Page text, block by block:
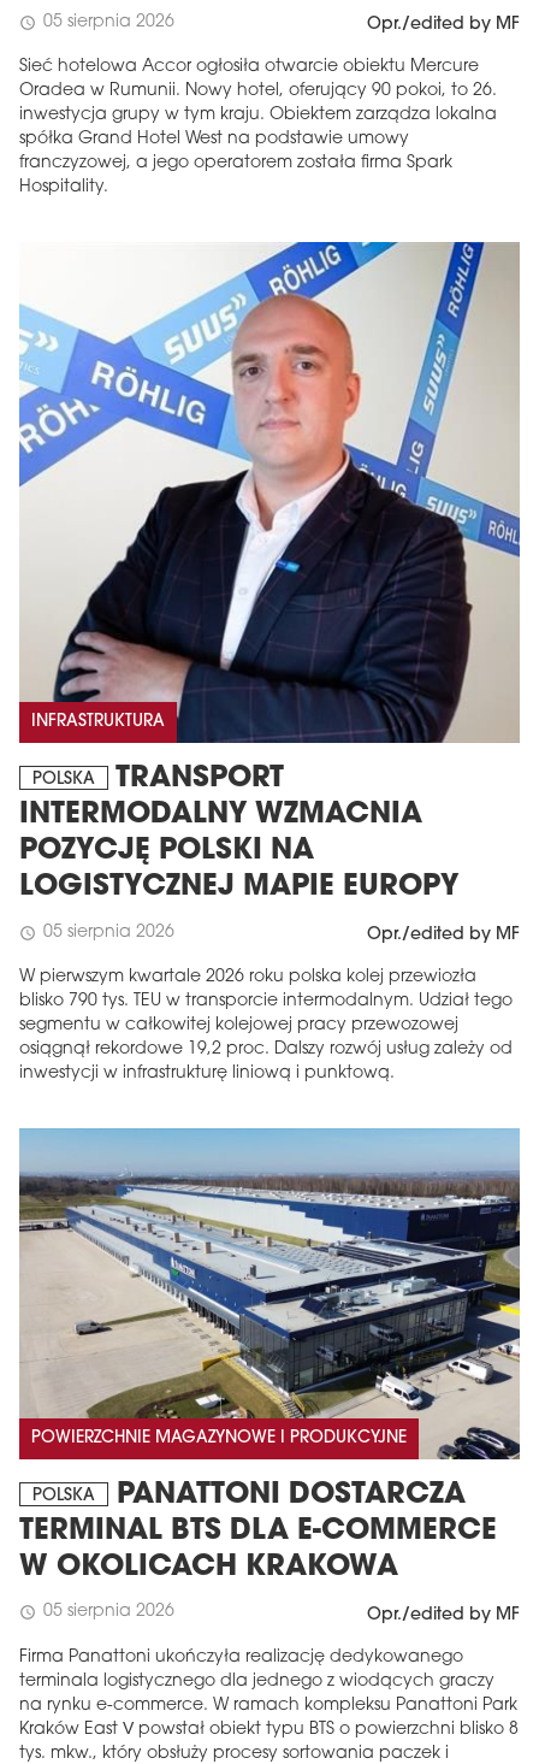
schedule 05 sierpnia 2026 Opr./edited by MF
Sieć hotelowa Accor ogłosiła otwarcie obiektu Mercure
Oradea w Rumunii. Nowy hotel, oferujący 90 pokoi, to 26.
inwestycja grupy w tym kraju. Obiektem zarządza lokalna
spółka Grand Hotel West na podstawie umowy
franczyzowej, a jego operatorem została firma Spark
Hospitality.
INFRASTRUKTURA
POLSKA
TRANSPORT
INTERMODALNY WZMACNIA
POZYCJĘ POLSKI NA
LOGISTYCZNEJ MAPIE EUROPY
schedule 05 sierpnia 2026 Opr./edited by MF
W pierwszym kwartale 2026 roku polska kolej przewiozła
blisko 790 tys. TEU w transporcie intermodalnym. Udział tego
segmentu w całkowitej kolejowej pracy przewozowej
osiągnął rekordowe 19,2 proc. Dalszy rozwój usług zależy od
inwestycji w infrastrukturę liniową i punktową.
POWIERZCHNIE MAGAZYNOWE I PRODUKCYJNE
POLSKA
PANATTONI DOSTARCZA
TERMINAL BTS DLA E-COMMERCE
W OKOLICACH KRAKOWA
schedule 05 sierpnia 2026 Opr./edited by MF
Firma Panattoni ukończyła realizację dedykowanego
terminala logistycznego dla jednego z wiodących graczy
na rynku e-commerce. W ramach kompleksu Panattoni Park
Kraków East V powstał obiekt typu BTS o powierzchni blisko 8
tys. mkw., który obsłuży procesy sortowania paczek i